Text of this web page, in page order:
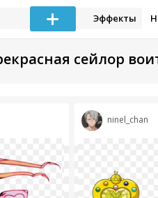
Эффекты
сейлор
ninel_chan